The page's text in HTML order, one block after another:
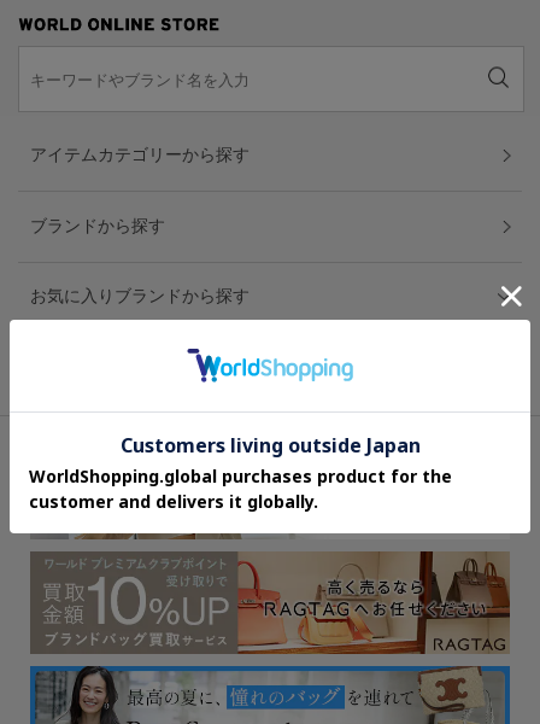
アイテムカテゴリーから探す
ブランドから探す
お気に入りブランドから探す
スタイリングから探す